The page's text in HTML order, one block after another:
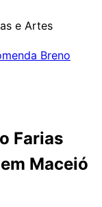
e Artes
Breno
Farias
Maceió